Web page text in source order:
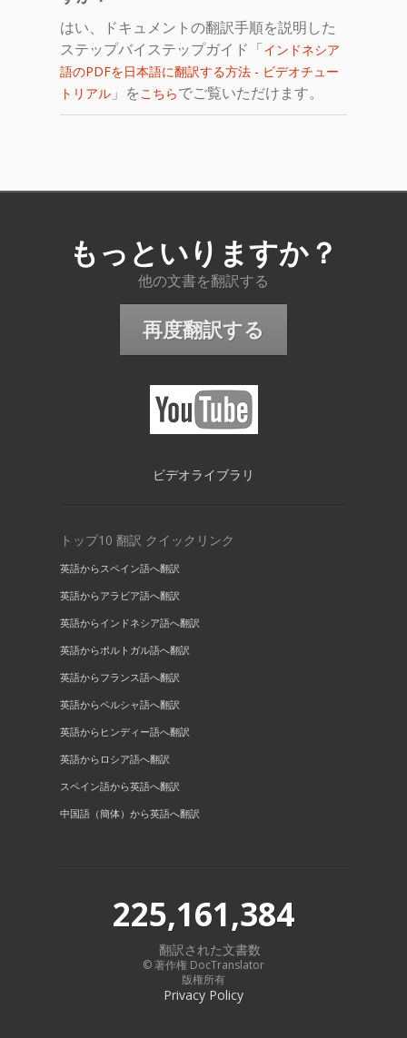
はい、ドキュメントの翻訳手順を説明した
ステップバイステップガイド「インドネシア
語のPDFを日本語に翻訳する方法 - ビデオチュー
トリアル 」を こちらでご覧いただけます。
もっといりますか？
他の文書を翻訳する
再度翻訳する
ビデオライブラリ
トップ10 翻訳 クイックリンク
英語からスペイン語へ翻訳
英語からアラビア語へ翻訳
英語からインドネシア語へ翻訳
英語からポルトガル語へ翻訳
英語からフランス語へ翻訳
英語からペルシャ語へ翻訳
英語からヒンディー語へ翻訳
英語からロシア語へ翻訳
スペイン語から英語へ翻訳
中国語（簡体）から英語へ翻訳
225,161,384
翻訳された文書数
© 著作権 DocTranslator
版権所有
Privacy Policy